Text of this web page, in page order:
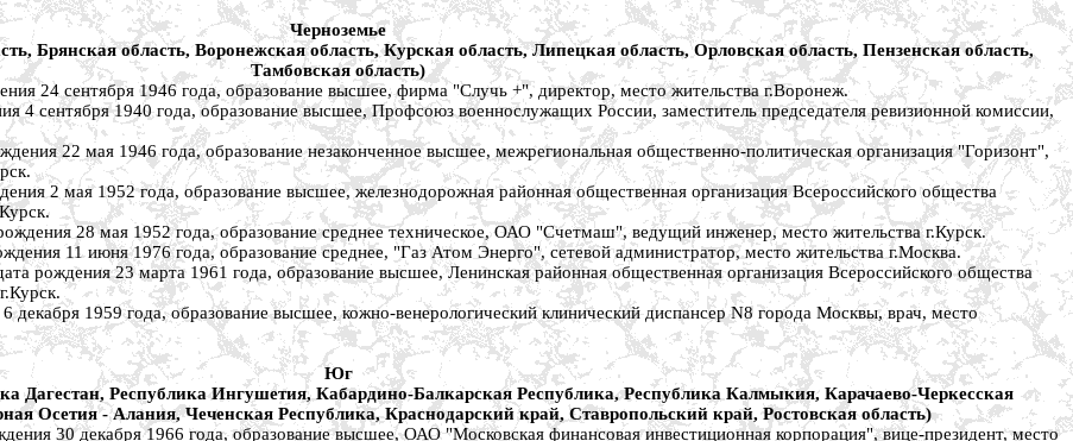
Черноземье
Брянская область, Воронежская область, Курская область, Липецкая область, Орловская область, Пензенская область,
Тамбовская область)
сентября 1946 года, образование высшее, фирма "Случь +", директор, место жительства г.Воронеж.
1940 года, образование высшее, Профсоюз военнослужащих России, заместитель председателя ревизионной комиссии,
мая 1946 года, образование незаконченное высшее, межрегиональная общественно-политическая организация "Горизонт",
мая 1952 года, образование высшее, железнодорожная районная общественная организация Всероссийского общества
28 мая 1952 года, образование среднее техническое, ОАО "Счетмаш", ведущий инженер, место жительства г.Курск.
июня 1976 года, образование среднее, "Газ Атом Энерго", сетевой администратор, место жительства г.Москва.
23 марта 1961 года, образование высшее, Ленинская районная общественная организация Всероссийского общества
1959 года, образование высшее, кожно-венерологический клинический диспансер N8 города Москвы, врач, место
Юг
Дагестан, Республика Ингушетия, Кабардино-Балкарская Республика, Республика Калмыкия, Карачаево-Черкесская
Осетия - Алания, Чеченская Республика, Краснодарский край, Ставропольский край, Ростовская область)
декабря 1966 года, образование высшее, ОАО "Московская финансовая инвестиционная корпорация", вице-президент, место